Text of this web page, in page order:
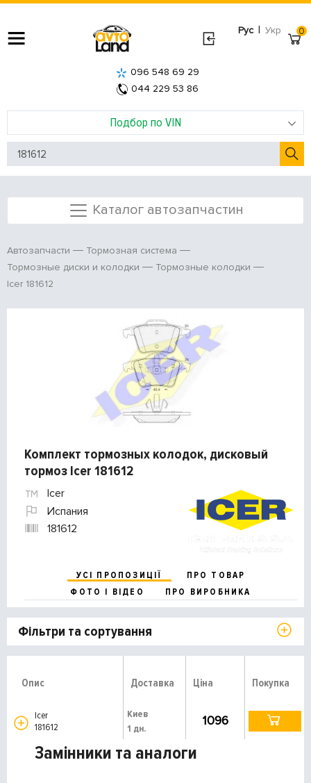
Рус | Укр
Подбор по VIN
096 548 69 29
044 229 53 86
0
Каталог автозапчастин
Автозапчасти
Тормозная система
Тормозные диски и колодки
Тормозные колодки
Icer 181612
Комплект тормозных колодок, дисковый
тормоз Icer 181612
Icer
Испания
181612
УСІ ПРОПОЗИЦІЇ
ПРО ТОВАР
ФОТО І ВІДЕО
ПРО ВИРОБНИКА
Фільтри та сортування
Опис Доставка Ціна Покупка
Icer
181612
Киев
1 дн.
1096
Замінники та аналоги